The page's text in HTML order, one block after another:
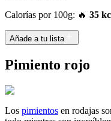
Calorías por 100g: 🔥 35
Añade a tu lista
Pimiento rojo
Los pimientos en rodajas